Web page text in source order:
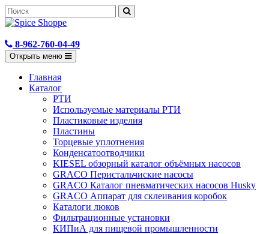
8-962-760-04-49
Открыть меню
Главная
Каталог
РТИ
Используемые материалы РТИ
Пластиковые изделия
Пластины
Торцевые уплотнения
Конденсатоотводчики
KIESEL обзорный каталог объёмных насосов
GRACO Перистальчиские насосы
GRACO Каталог пневматических насосов Husky
GRACO Аппарат для склеивания коробок
Каталоги люков
Фильтрационные установки
КИПиА для пищевой промышленности